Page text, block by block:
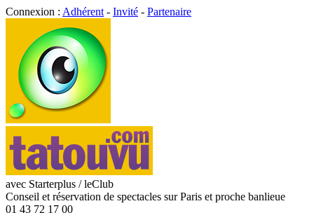
Connexion : Adhérent - Invité - Partenaire
avec Starterplus / leClub
Conseil et réservation de spectacles sur Paris et proche banlieue
01 43 72 17 00